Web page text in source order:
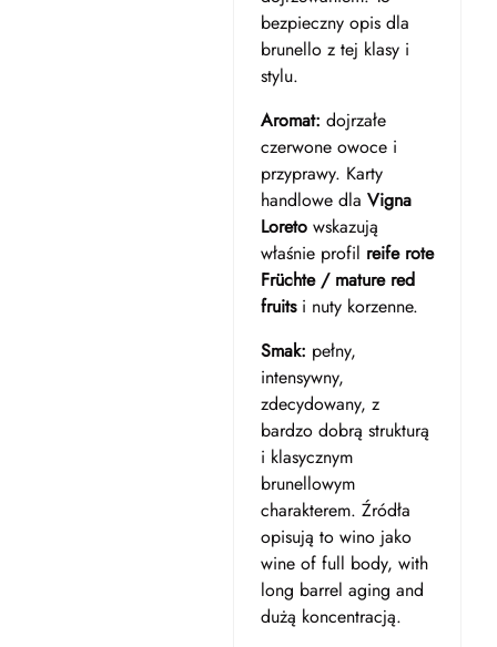
bezpieczny opis dla
brunello z tej klasy i
stylu.
Aromat: dojrzałe
czerwone owoce i
przyprawy. Karty
handlowe dla Vigna
Loretowskazują
właśnie profil reife rote
Früchte / mature red
fruitsi nuty korzenne.
Smak: pełny,
intensywny,
zdecydowany, z
bardzo dobrą strukturą
i klasycznym
brunellowym
charakterem. Źródła
opisują to wino jako
wine of full body, with
long barrel aging and
dużą koncentracją.